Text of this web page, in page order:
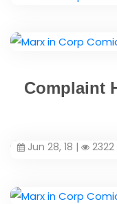
Complaint
Jun 28, 18 | 2322